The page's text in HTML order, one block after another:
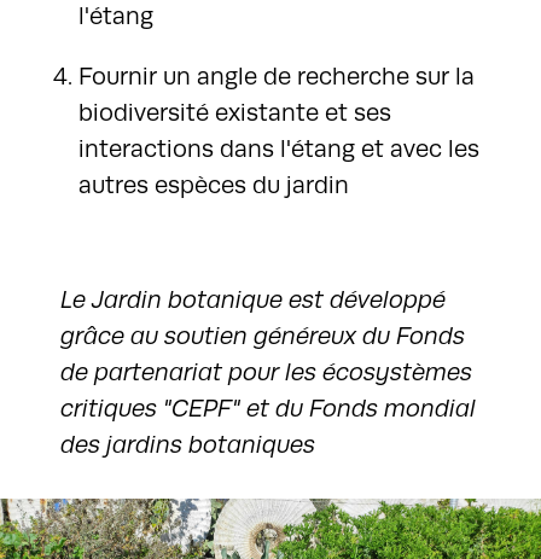
l'étang
Fournir un angle de recherche sur la
biodiversité existante et ses
interactions dans l'étang et avec les
autres espèces du jardin
Le Jardin botanique est développé
grâce au soutien généreux du Fonds
de partenariat pour les écosystèmes
critiques "CEPF" et du Fonds mondial
des jardins botaniques